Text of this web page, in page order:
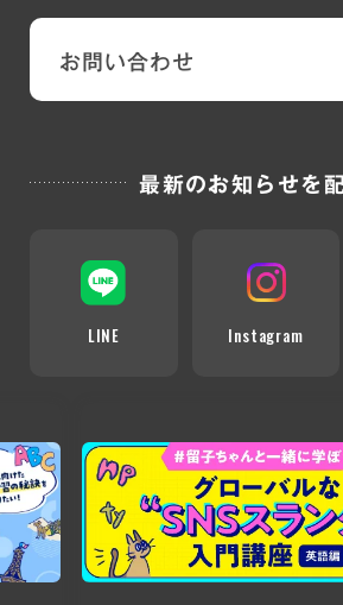
お問い合わせ
最新のお知らせを
LINE Instagram